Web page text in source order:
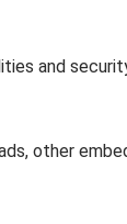
and
other